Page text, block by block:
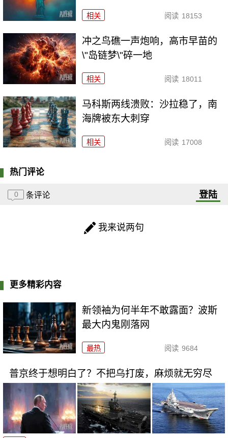
相关 阅读 18153
冲之鸟礁一声炮响，高市早苗的
\"岛链梦\"碎一地
相关 阅读 18011
马科斯两线溃败：沙拉稳了，南
海牌被东大刺穿
相关 阅读 17008
热门评论
0 条评论 登陆
我来说两句
更多精彩内容
新领袖为何半年不敢露面？波斯
最大内鬼刚落网
最热 阅读 9684
普京终于想明白了？不把乌打废，麻烦就无穷尽